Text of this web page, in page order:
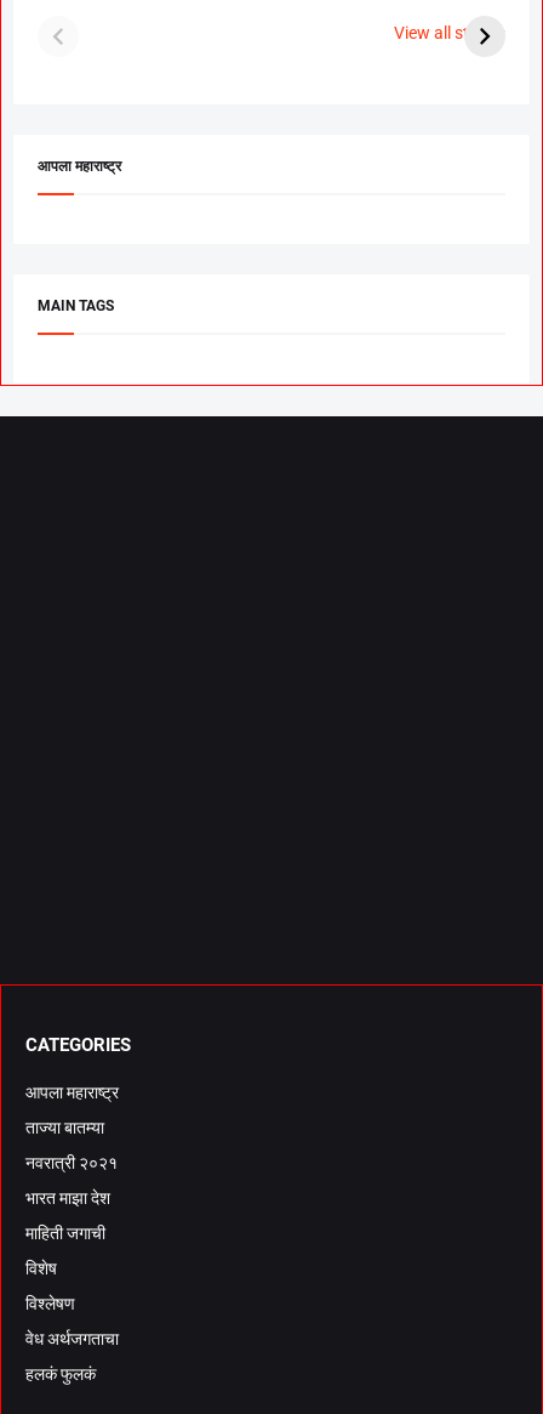
View all stories
पूजा सावंत ने गुपचूप
आपला महाराष्ट्र
MAIN TAGS
CATEGORIES
आपला महाराष्ट्र
ताज्या बातम्या
नवरात्री २०२१
भारत माझा देश
माहिती जगाची
विशेष
विश्लेषण
वेध अर्थजगताचा
हलकं फुलकं